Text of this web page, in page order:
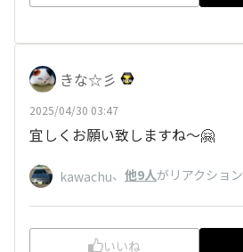
きな☆彡
2025/04/30 03:47
宜しくお願い致しますね〜🤗
kawachu、 他9人がリアクション
いいね